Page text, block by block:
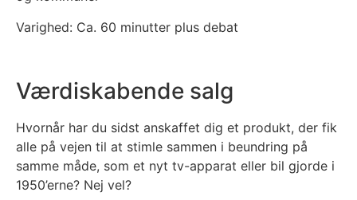
Varighed: Ca. 60 minutter plus debat
Værdiskabende salg
Hvornår har du sidst anskaffet dig et produkt, der fik
alle på vejen til at stimle sammen i beundring på
samme måde, som et nyt tv-apparat eller bil gjorde i
1950’erne? Nej vel?